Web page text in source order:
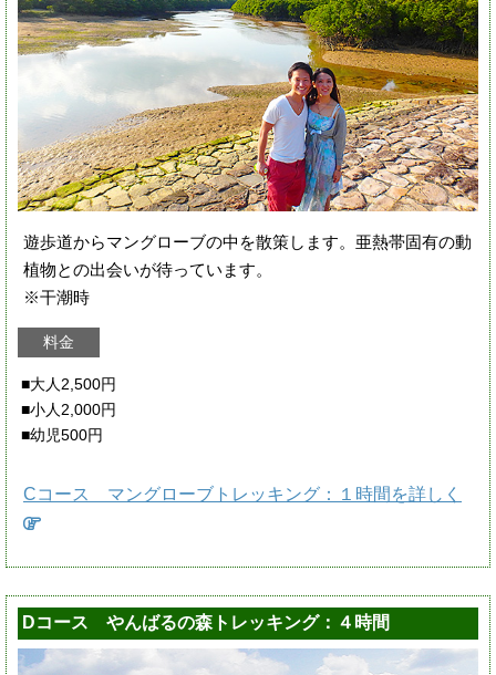
遊歩道からマングローブの中を散策します。亜熱帯固有の動
植物との出会いが待っています。
※干潮時
料金
■大人2,500円
■小人2,000円
■幼児500円
Cコース マングローブトレッキング：１時間を詳しく
Dコース やんばるの森トレッキング：４時間